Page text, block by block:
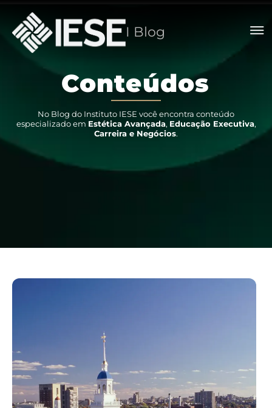
I Blog
Conteúdos
No Blog do Instituto IESE você encontra conteúdo
especializado em Estética Avançada, Educação Executiva,
Carreira e Negócios.